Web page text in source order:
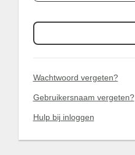
Wachtwoord vergeten?
Gebruikersnaam vergeten?
Hulp bij inloggen